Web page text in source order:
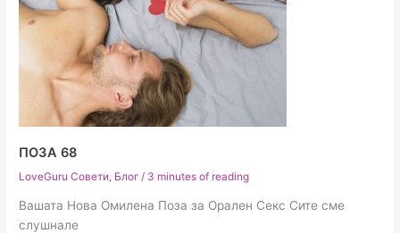
ПОЗА 68
LoveGuru Совети, Блог / 3 minutes of reading
Вашата Нова Омилена Поза за Орален Секс Сите сме
слушнале